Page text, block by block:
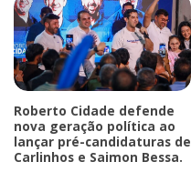
Roberto Cidade defende
nova geração política ao
lançar pré-candidaturas de
Carlinhos e Saimon Bessa.